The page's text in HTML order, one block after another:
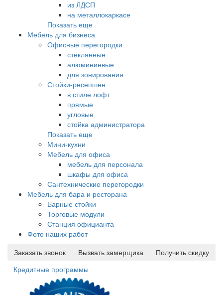
из ЛДСП
на металлокаркасе
Показать еще
Мебель для бизнеса
Офисные перегородки
стеклянные
алюминиевые
для зонирования
Стойки-ресепшен
в стиле лофт
прямые
угловые
стойка администратора
Показать еще
Мини-кухни
Мебель для офиса
мебель для персонала
шкафы для офиса
Сантехнические перегородки
Мебель для бара и ресторана
Барные стойки
Торговые модули
Станция официанта
Фото наших работ
Заказать звонок
Вызвать замерщика
Получить скидку
Кредитные программы